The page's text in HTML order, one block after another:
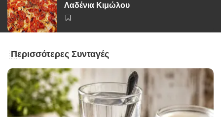
Λαδένια Κιμώλου
Περισσότερες Συνταγές